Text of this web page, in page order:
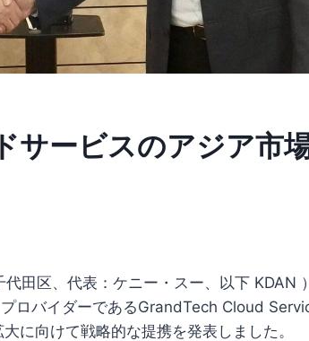
サービスのアジア市
田区、代表：ケニー・スー、以下 KDAN
ロバイダーであるGrandTech Cloud
に向けて戦略的な提携を発表しました。